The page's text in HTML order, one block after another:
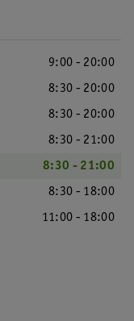
9:00 - 20:00
8:30 - 20:00
8:30 - 20:00
8:30 - 21:00
8:30 - 21:00
8:30 - 18:00
11:00 - 18:00